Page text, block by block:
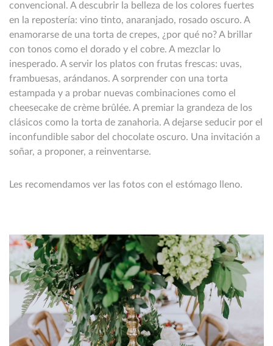
convencional. A descubrir la belleza de los colores fuertes
en la repostería: vino tinto, anaranjado, rosado oscuro. A
enamorarse de una torta de crepes, ¿por qué no? A brillar
con tonos como el dorado y el cobre. A mezclar lo
inesperado. A servir los platos con frutas frescas: uvas,
frambuesas, arándanos. A sorprender con una torta
estampada y a probar nuevas combinaciones como el
cheesecake de crème brûlée. A premiar la grandeza de los
clásicos como la torta de zanahoria. A dejarse seducir por el
inconfundible sabor del chocolate oscuro. Una invitación a
soñar, a proponer, a reinventarse.
Les recomendamos ver las fotos con el estómago lleno.